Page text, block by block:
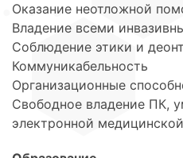
Оказание неотложной
Владение всеми
Соблюдение этики и
Коммуникабельность
Организационные
Свободное владение ПК,
электронной